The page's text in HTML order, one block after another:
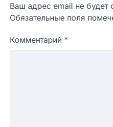
Ваш адрес email не будет
Обязательные поля
Комментарий *